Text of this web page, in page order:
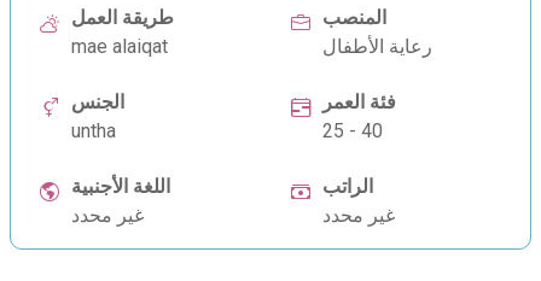
طريقة العمل
mae alaiqat
المنصب
رعاية الأطفال
الجنس
untha
فئة العمر
25 - 40
اللغة الأجنبية
غير محدد
الراتب
غير محدد